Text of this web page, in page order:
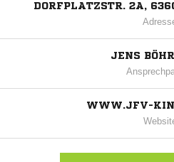
DORFPLATZSTR. 2A,
JENS
WWW.JFV-